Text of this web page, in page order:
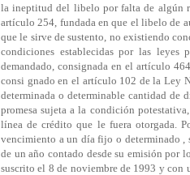
la ineptitud del libelo por falta de algún
artículo 254, fundada en que el libelo de
que le sirve de sustento, no existiendo
condiciones establecidas por las leyes
demandado, consignada en el artículo
consi gnado en el artículo 102 de la Ley
determinada o determinable cantidad de
promesa sujeta a la condición
línea de crédito que le fuera otorgada.
vencimiento a un día fijo o determinado ,
de un año contado desde su emisión por
suscrito el 8 de noviembre de 1993 y con